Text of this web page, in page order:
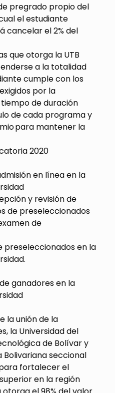
pregrado propio del
el estudiante
cancelar el 2% del
que otorga la UTB
a la totalidad
cumple con los
por la
de duración
de cada programa y
para mantener la
2020
en línea en la
y revisión de
de preseleccionados
de
preseleccionados en la
ganadores en la
la unión de la
la Universidad del
de Bolívar y
Bolivariana seccional
fortalecer el
en la región